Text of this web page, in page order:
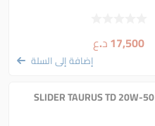
17,500د.ع
إضافة إلى السلة
زيت محرك ديزل SLIDER TAURUS TD 20W-50